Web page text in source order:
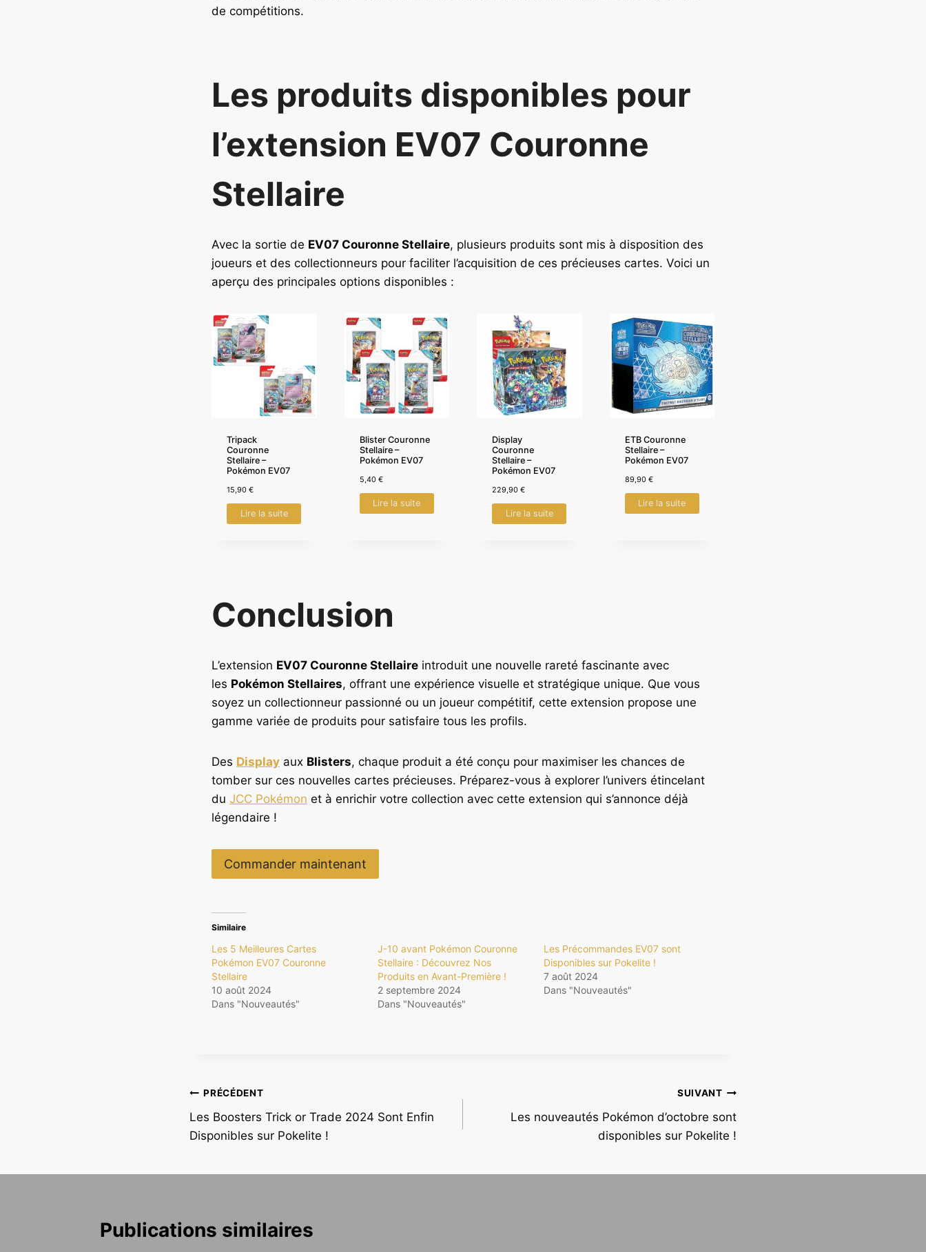
de compétitions.
Les produits disponibles pour
l’extension EV07 Couronne
Stellaire
Avec la sortie de EV07 Couronne Stellaire, plusieurs produits sont mis à disposition des
joueurs et des collectionneurs pour faciliter l’acquisition de ces précieuses cartes. Voici un
aperçu des principales options disponibles :
Tripack
Couronne
Stellaire –
Pokémon EV07
15,90€
Lire la suite
Blister Couronne
Stellaire –
Pokémon EV07
5,40 €
Lire la suite
Display
Couronne
Stellaire –
Pokémon EV07
229,90€
Lire la suite
ETB Couronne
Stellaire –
Pokémon EV07
89,90 €
Lire la suite
Conclusion
L’extension EV07 Couronne Stellaire introduit une nouvelle rareté fascinante avec
les Pokémon Stellaires, offrant une expérience visuelle et stratégique unique. Que vous
soyez un collectionneur passionné ou un joueur compétitif, cette extension propose une
gamme variée de produits pour satisfaire tous les profils.
Des Display aux Blisters, chaque produit a été conçu pour maximiser les chances de
tomber sur ces nouvelles cartes précieuses. Préparez-vous à explorer l’univers étincelant
du JCC Pokémon et à enrichir votre collection avec cette extension qui s’annonce déjà
légendaire !
Commander maintenant
Similaire
Les 5 Meilleures Cartes
Pokémon EV07 Couronne
Stellaire
10 août 2024
Dans "Nouveautés"
J-10 avant Pokémon Couronne
Stellaire : Découvrez Nos
Produits en Avant-Première !
2 septembre 2024
Dans "Nouveautés"
Les Précommandes EV07 sont
Disponibles sur Pokelite !
7 août 2024
Dans "Nouveautés"
Navigation
de
PRÉCÉDENT
Les Boosters Trick or Trade 2024 Sont Enfin
Disponibles sur Pokelite !
SUIVANT
Les nouveautés Pokémon d’octobre sont
disponibles sur Pokelite !
Publications similaires